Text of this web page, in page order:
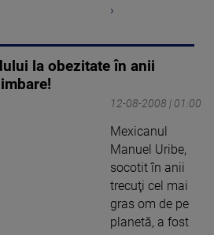
›
la obezitate în anii
12-08-2008 | 01:00
Mexicanul
Manuel Uribe,
socotit în anii
trecuţi cel mai
gras om de pe
planetă, a fost